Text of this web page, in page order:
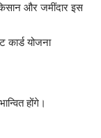
और जमींदार इस
योजना
होंगे।